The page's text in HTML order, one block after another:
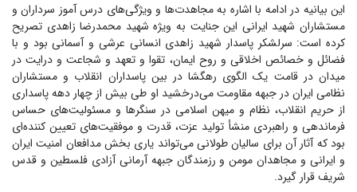
این بیانیه در ادامه با اشاره به مجاهدت‌ها و ویژگی‌های درس آموز سرداران و
مستشاران شهید ایرانی این جنایت به ویژه شهید محمدرضا زاهدی تصریح
کرده است: سرلشکر پاسدار شهید زاهدی انسانی عرشی و آسمانی بود و با
فضائل و خصائص اخلاقی و روح ایمان، تقوا و تعهد و شجاعت و درایت در
میدان در قامت یک الگوی رهگشا در بین پاسداران انقلاب و مستشاران
نظامی ایران در جبهه مقاومت می‌درخشید او طی بیش از چهار دهه پاسداری
از حریم انقلاب، نظام و میهن اسلامی در سنگر‌ها و مسئولیت‌های حساس
فرماندهی و راهبردی منشأ تولید عزت، قدرت و موفقیت‌های تعیین کننده‌ای
بود که آثار آن برای سالیان طولانی می‌تواند یاری بخش مدافعان امنیت ایران
و ایرانی و مجاهدان مومن و رزمندگان جبهه آرمانی آزادی فلسطین و قدس
شریف قرار گیرد.